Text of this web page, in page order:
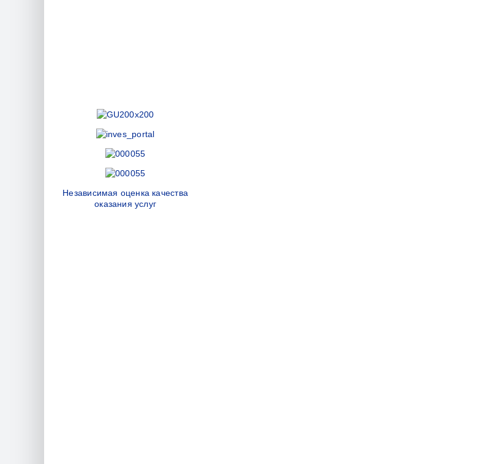
Независимая оценка качества
оказания услуг